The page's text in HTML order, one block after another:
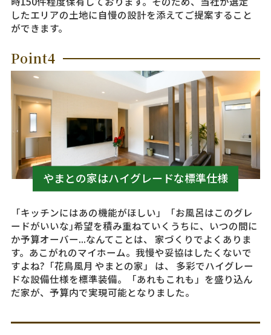
したエリアの土地に自慢の設計を添えてご提案すること
ができます。
Point4
やまとの家はハイグレードな標準仕様
「キッチンにはあの機能がほしい」「お風呂はこのグレ
ードがいいな｣希望を積み重ねていくうちに、いつの間に
か予算オーバー...なんてことは、 家づくりでよくありま
す。あこがれのマイホーム。我慢や妥協はしたくないで
すよね?「花鳥風月 やまとの家」 は、 多彩でハイグレー
ドな設備仕様を標準装備。「あれもこれも」を盛り込ん
だ家が、予算内で実現可能となりました。